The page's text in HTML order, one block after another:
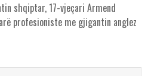
shqiptar, 17-vjeçari Armend
profesioniste me gjigantin anglez